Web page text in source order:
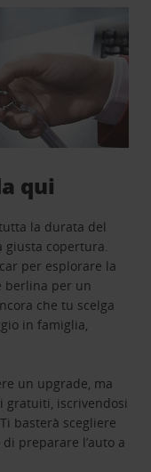
qui
la durata del
giusta copertura.
per esplorare la
berlina per un
che tu scelga
in famiglia,
un upgrade, ma
gratuiti, iscrivendosi
basterà scegliere
preparare l’auto a